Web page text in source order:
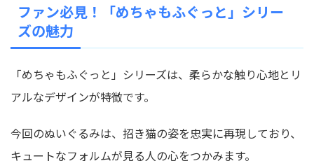
ファン必見！「めちゃもふぐっと」シリー
ズの魅力
「めちゃもふぐっと」シリーズは、柔らかな触り心地とリ
アルなデザインが特徴です。
今回のぬいぐるみは、招き猫の姿を忠実に再現しており、
キュートなフォルムが見る人の心をつかみます。